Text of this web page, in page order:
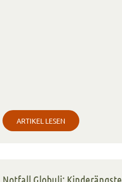
ARTIKEL LESEN
Notfall Globuli: Kinderängste